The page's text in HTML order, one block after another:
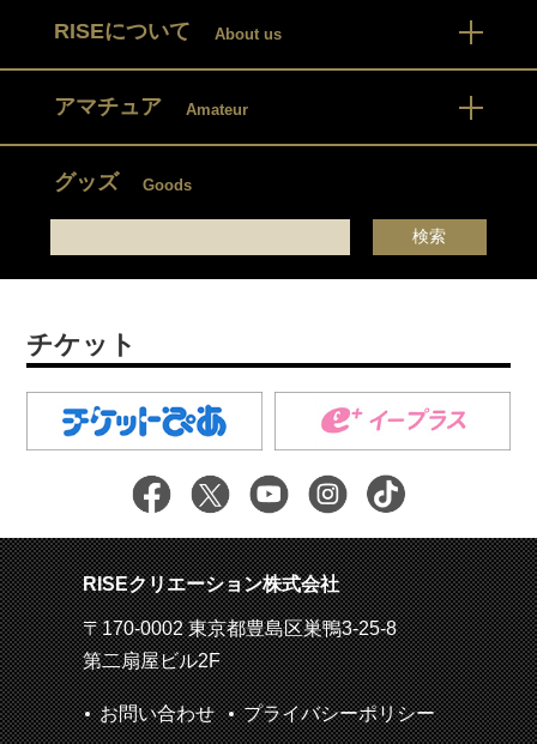
RISEについて About us
アマチュア Amateur
グッズ Goods
チケット
RISEクリエーション株式会社
〒170-0002 東京都豊島区巣鴨3-25-8
第二扇屋ビル2F
お問い合わせ プライバシーポリシー